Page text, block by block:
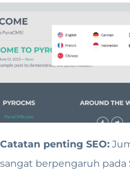
Catatan penting SEO:
sangat berpengaruh pada